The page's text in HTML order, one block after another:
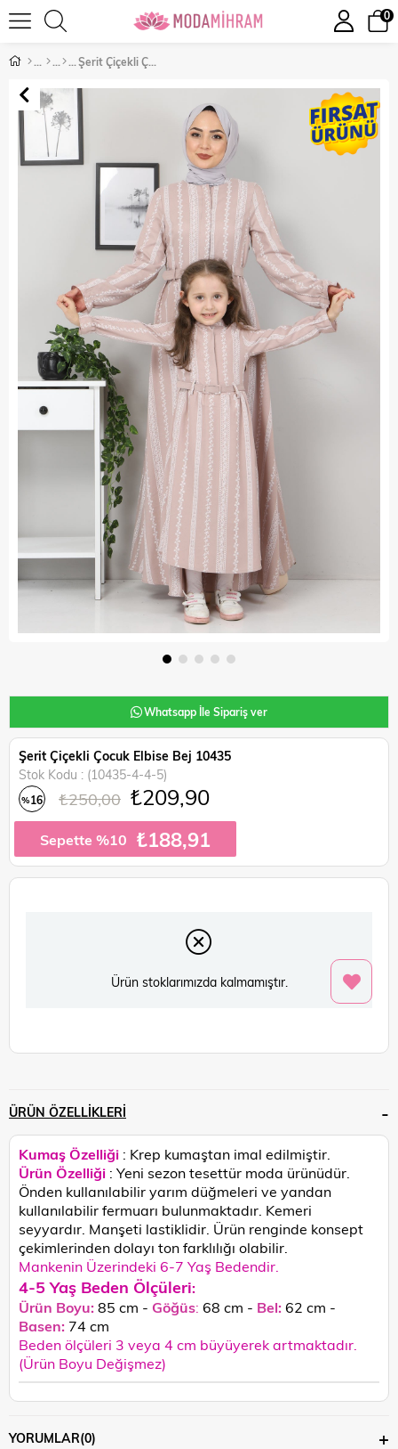
0
Şerit Çiçekli Çocuk Elbise Bej 10435
Whatsapp İle Sipariş ver
Şerit Çiçekli Çocuk Elbise Bej 10435
Stok Kodu
(10435-4-4-5)
%16 ₺250,00 ₺209,90
Sepette %10 ₺188,91
Ürün stoklarımızda kalmamıştır.
ÜRÜN ÖZELLIKLERI
Kumaş Özelliği : Krep kumaştan imal edilmiştir.
Ürün Özelliği : Yeni sezon tesettür moda ürünüdür.
Önden kullanılabilir yarım düğmeleri ve yandan
kullanılabilir fermuarı bulunmaktadır. Kemeri
seyyardır. Manşeti lastiklidir. Ürün renginde konsept
çekimlerinden dolayı ton farklılığı olabilir.
Mankenin Üzerindeki 6-7 Yaş Bedendir.
4-5 Yaş Beden Ölçüleri:
Ürün Boyu:85 cm - Göğüs: 68 cm - Bel:62 cm -
Basen: 74 cm
Beden ölçüleri 3 veya 4 cm büyüyerek artmaktadır.
(Ürün Boyu Değişmez)
YORUMLAR(0)